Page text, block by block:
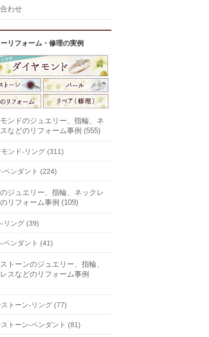
わせ
リフォーム・修理の実例
ンドのジュエリー、指輪、ネ
などのリフォーム事例 (555)
モンド-リング (311)
-ペンダント (224)
ジュエリー、指輪、ネックレ
リフォーム事例 (109)
リング (39)
ペンダント (41)
トーンのジュエリー、指輪、
スなどのリフォーム事例
トーン-リング (77)
トーン-ペンダント (81)